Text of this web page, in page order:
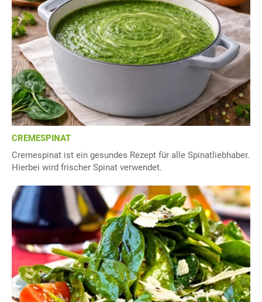
CREMESPINAT
Cremespinat ist ein gesundes Rezept für alle Spinatliebhaber.
Hierbei wird frischer Spinat verwendet.